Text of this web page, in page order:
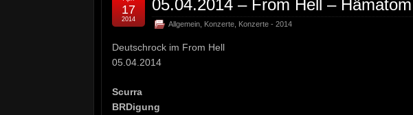
05.04.2014 – From Hell – Hämatom
Allgemein Konzerte Konzerte - 2014
17
2014
Deutschrock im From Hell
05.04.2014
Scurra
BRDigung